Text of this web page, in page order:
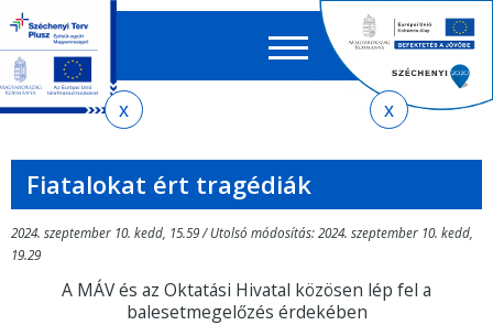
almenühöz
tartalomra
oldaltérképre
EN HU
űrlap
Fiatalokat ért tragédiák
2024. szeptember 10. kedd, 15.59 / Utolsó módosítás: 2024. szeptember 10. kedd,
19.29
A MÁV és az Oktatási Hivatal közösen lép fel a
balesetmegelőzés érdekében